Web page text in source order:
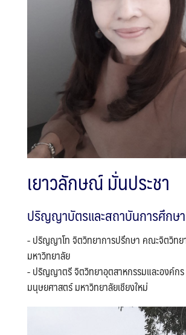
เยาวลักษณ์ มั่นประชา
ปริญญาบัตรและสถาบันการศึกษา
- ปริญญาโท จิตวิทยาการปรึกษา คณะจิตวิท
มหาวิทยาลัย
- ปริญญาตรี จิตวิทยาอุตสาหกรรมและองค์ก
มนุษยศาสตร์ มหาวิทยาลัยเชียงใหม่